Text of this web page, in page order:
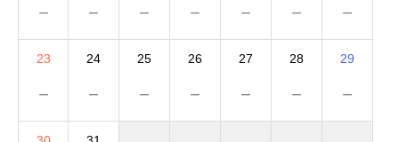
－ － － － － － －
23
－
24
－
25
－
26
－
27
－
28
－
29
－